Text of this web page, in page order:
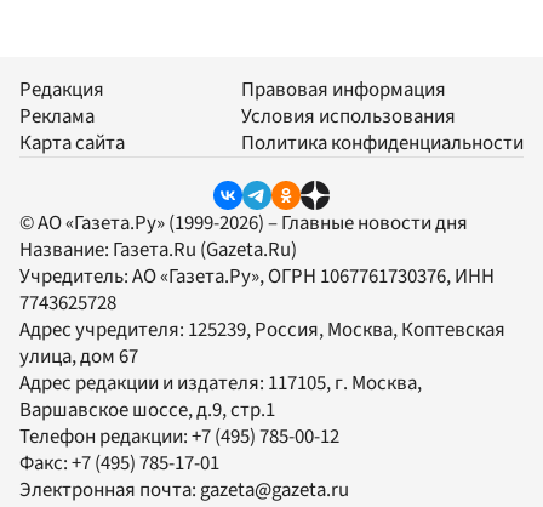
Редакция
Реклама
Карта сайта
Правовая информация
Условия использования
Политика конфиденциальности
© АО «Газета.Ру» (1999-2026) – Главные новости дня
Название: Газета.Ru (Gazeta.Ru)
Учредитель:АО «Газета.Ру», ОГРН 1067761730376, ИНН
7743625728
Адрес учредителя: 125239, Россия, Москва, Коптевская
улица, дом 67
Адрес редакции и издателя: 117105, г. Москва,
Варшавское шоссе, д.9, стр.1
Телефон редакции:+7 (495) 785-00-12
Факс:+7 (495) 785-17-01
Электронная почта:gazeta@gazeta.ru